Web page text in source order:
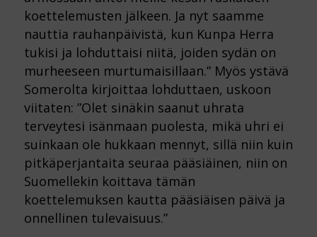
koettelemusten jälkeen. Ja nyt saamme
nauttia rauhanpäivistä, kun Kunpa Herra
tukisi ja lohduttaisi niitä, joiden sydän on
murheeseen murtumaisillaan.” Myös ystävä
Somerolta kirjoittaa lohduttaen, uskoon
viitaten: ”Olet sinäkin saanut uhrata
terveytesi isänmaan puolesta, mikä uhri ei
suinkaan ole hukkaan mennyt, sillä niin kuin
pitkäperjantaita seuraa pääsiäinen, niin on
Suomellekin koittava tämän
koettelemuksen kautta pääsiäisen päivä ja
onnellinen tulevaisuus.”